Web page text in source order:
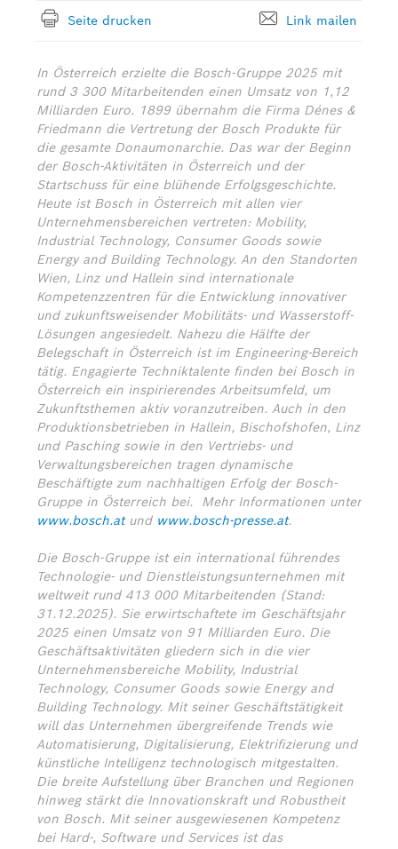
Seite drucken Link mailen
In Österreich erzielte die Bosch-Gruppe 2025 mit
rund 3 300 Mitarbeitenden einen Umsatz von 1,12
Milliarden Euro. 1899 übernahm die Firma Dénes &
Friedmann die Vertretung der Bosch Produkte für
die gesamte Donaumonarchie. Das war der Beginn
der Bosch-Aktivitäten in Österreich und der
Startschuss für eine blühende Erfolgsgeschichte.
Heute ist Bosch in Österreich mit allen vier
Unternehmensbereichen vertreten: Mobility,
Industrial Technology, Consumer Goods sowie
Energy and Building Technology. An den Standorten
Wien, Linz und Hallein sind internationale
Kompetenzzentren für die Entwicklung innovativer
und zukunftsweisender Mobilitäts- und Wasserstoff-
Lösungen angesiedelt. Nahezu die Hälfte der
Belegschaft in Österreich ist im Engineering-Bereich
tätig. Engagierte Techniktalente finden bei Bosch in
Österreich ein inspirierendes Arbeitsumfeld, um
Zukunftsthemen aktiv voranzutreiben. Auch in den
Produktionsbetrieben in Hallein, Bischofshofen, Linz
und Pasching sowie in den Vertriebs- und
Verwaltungsbereichen tragen dynamische
Beschäftigte zum nachhaltigen Erfolg der Bosch-
Gruppe in Österreich bei. Mehr Informationen unter
www.bosch.atund www.bosch-presse.at.
Die Bosch-Gruppe ist ein international führendes
Technologie- und Dienstleistungsunternehmen mit
weltweit rund 413 000 Mitarbeitenden (Stand:
31.12.2025). Sie erwirtschaftete im Geschäftsjahr
2025 einen Umsatz von 91 Milliarden Euro. Die
Geschäftsaktivitäten gliedern sich in die vier
Unternehmensbereiche Mobility, Industrial
Technology, Consumer Goods sowie Energy and
Building Technology. Mit seiner Geschäftstätigkeit
will das Unternehmen übergreifende Trends wie
Automatisierung, Digitalisierung, Elektrifizierung und
künstliche Intelligenz technologisch mitgestalten.
Die breite Aufstellung über Branchen und Regionen
hinweg stärkt die Innovationskraft und Robustheit
von Bosch. Mit seiner ausgewiesenen Kompetenz
bei Hard-, Software und Services ist das